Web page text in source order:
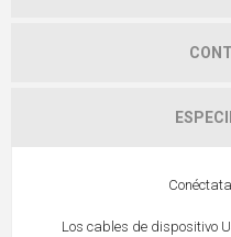
Los cables de dispositivo